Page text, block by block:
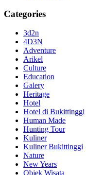
Categories
3d2n
4D3N
Adventure
Arikel
Culture
Education
Galery
Heritage
Hotel
Hotel di Bukittinggi
Human Made
Hunting Tour
Kuliner
Kuliner Bukittinggi
Nature
New Years
Objek Wisata